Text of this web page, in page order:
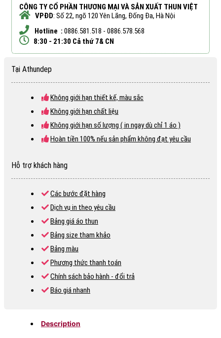
CÔNG TY CỔ PHẦN THƯƠNG MẠI VÀ SẢN XUẤT THUN VIỆT
VPĐD: Số 22, ngõ 120 Yên Lãng, Đống Đa, Hà Nội
Hotline : 0886.581.518 - 0886.578.568
8:30 - 21:30 Cả thứ 7& CN
Tại Athundep
Không giới hạn thiết kế, màu sắc
Không giới hạn chất liệu
Không giới hạn số lượng ( in ngay dù chỉ 1 áo )
Hoàn tiền 100% nếu sản phẩm không đạt yêu cầu
Hỗ trợ khách hàng
Các bước đặt hàng
Dịch vụ in theo yêu cầu
Bảng giá áo thun
Bảng size tham khảo
Bảng màu
Phương thức thanh toán
Chính sách bảo hành - đổi trả
Báo giá nhanh
Description